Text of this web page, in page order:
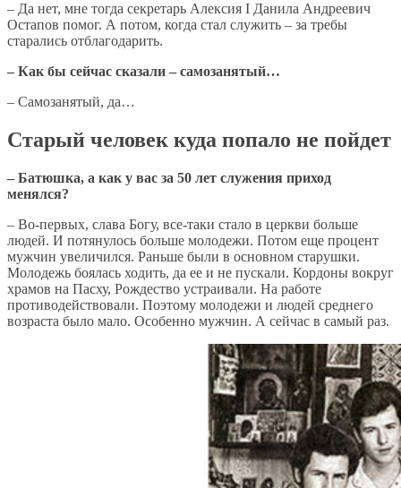
– Да нет, мне тогда секретарь Алексия I Данила Андреевич
Остапов помог. А потом, когда стал служить – за требы
старались отблагодарить.
– Как бы сейчас сказали – самозанятый…
– Самозанятый, да…
Старый человек куда попало не пойдет
– Батюшка, а как у вас за 50 лет служения приход
менялся?
– Во-первых, слава Богу, все-таки стало в церкви больше
людей. И потянулось больше молодежи. Потом еще процент
мужчин увеличился. Раньше были в основном старушки.
Молодежь боялась ходить, да ее и не пускали. Кордоны вокруг
храмов на Пасху, Рождество устраивали. На работе
противодействовали. Поэтому молодежи и людей среднего
возраста было мало. Особенно мужчин. А сейчас в самый раз.